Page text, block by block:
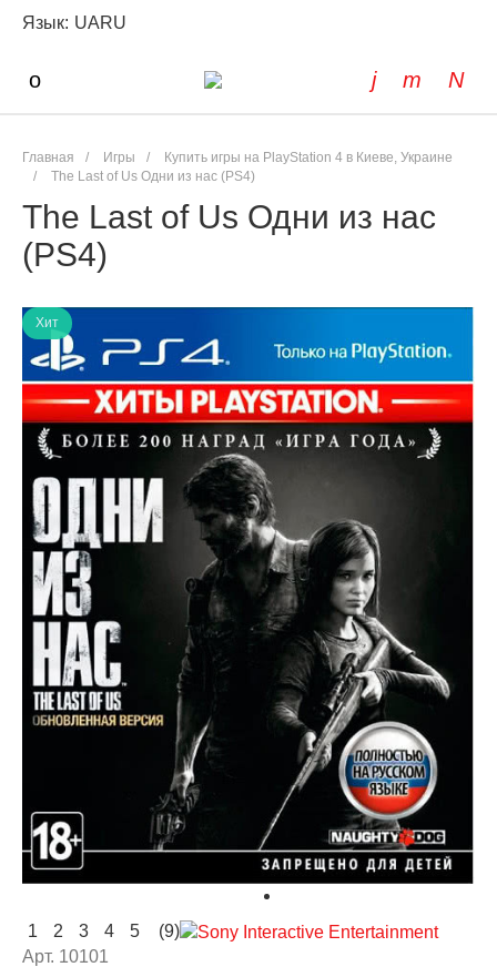
Язык: UARU
Главная / Игры /
Купить игры на PlayStation 4 в Киеве, Украине
/
The Last of Us Одни из нас (PS4)
The Last of Us Одни из нас
(PS4)
Хит
1 2 3 4 5
(9)
Арт. 10101